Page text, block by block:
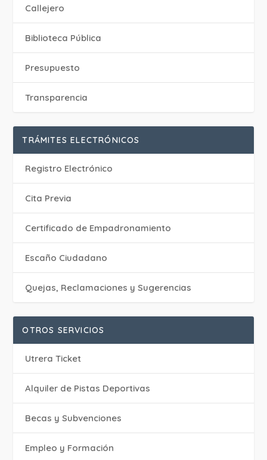
Callejero
Biblioteca Pública
Presupuesto
Transparencia
TRÁMITES ELECTRÓNICOS
Registro Electrónico
Cita Previa
Certificado de Empadronamiento
Escaño Ciudadano
Quejas, Reclamaciones y Sugerencias
OTROS SERVICIOS
Utrera Ticket
Alquiler de Pistas Deportivas
Becas y Subvenciones
Empleo y Formación